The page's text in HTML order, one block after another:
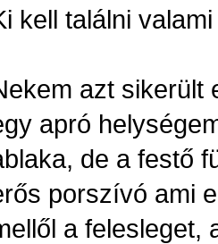
kell találni
azt sikerült
apró
de a festő
porszívó ami
a felesleget,